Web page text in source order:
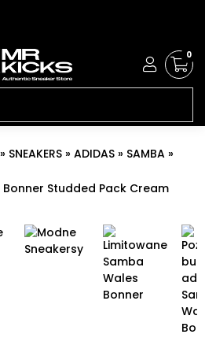
0
» SNEAKERS »ADIDAS » SAMBA »